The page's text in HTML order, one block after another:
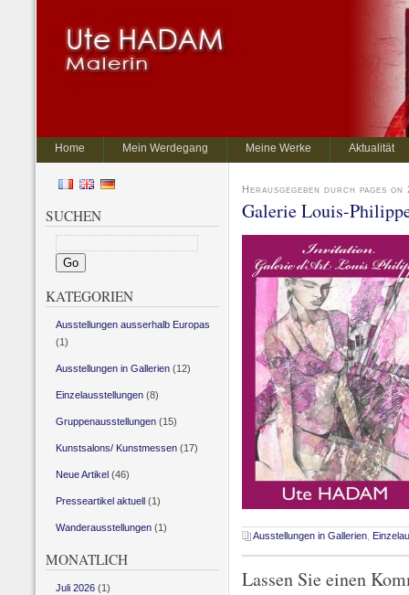
Home Mein Werdegang Meine Werke Aktualität
Herausgegeben durch pages
Galerie Louis-
Ausstellungen in Gallerien
Lassen Sie einen
SUCHEN
KATEGORIEN
Ausstellungen ausserhalb Europas
(1)
Ausstellungen in Gallerien(12)
Einzelausstellungen(8)
Gruppenausstellungen(15)
Kunstsalons/ Kunstmessen(17)
Neue Artikel(46)
Presseartikel aktuell(1)
Wanderausstellungen(1)
MONATLICH
Juli 2026(1)